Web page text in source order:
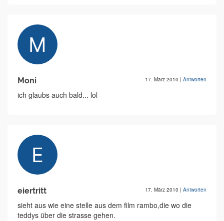
Moni 17. März 2010 | Antworten
ich glaubs auch bald... lol
eiertritt 17. März 2010 | Antworten
sieht aus wie eine stelle aus dem film rambo,die wo die
teddys über die strasse gehen.